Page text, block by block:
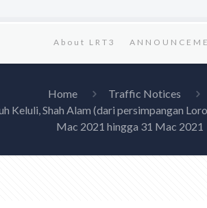
About LRT3
Home
Traffic Notices
Keluli, Shah Alam (dari persimpangan
Mac 2021 hingga 31 Mac 2021